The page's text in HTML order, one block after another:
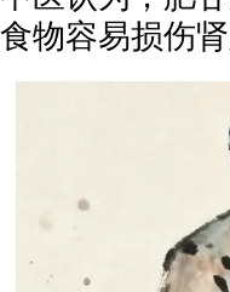
食物容易损伤